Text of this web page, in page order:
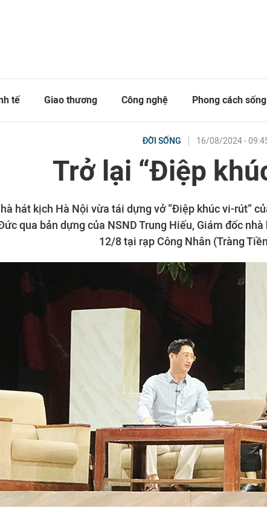
tế Giao thương Công nghệ Phong cách sống
ĐỜI SỐNG 16/08/2024 -
Trở lại “Điệp
hát kịch Hà Nội vừa tái dựng vở “Điệp khúc vi-rút”
qua bản dựng của NSND Trung Hiếu, Giám đốc
12/8 tại rạp Công Nhân (Tràng